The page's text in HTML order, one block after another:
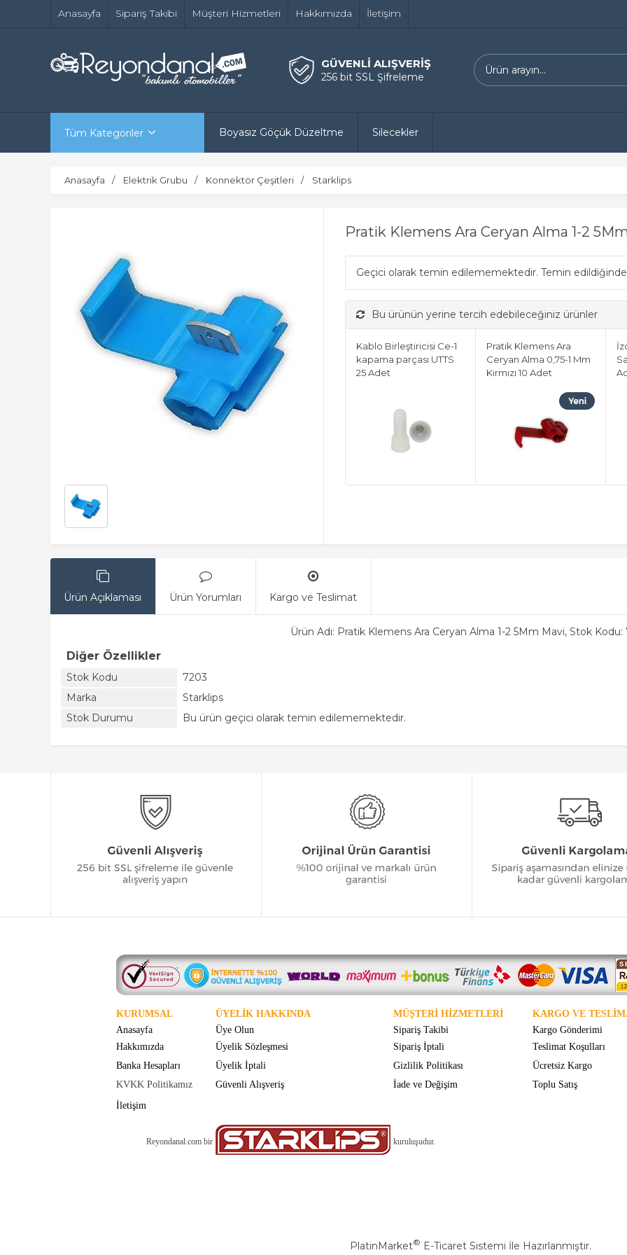
Anasayfa Sipariş Takibi Müşteri Hizmetleri Hakkımızda İletişim
GÜVENLİ ALIŞVERİŞ
256 bit SSL Şifreleme
Tüm Kategoriler Boyasız Göçük Düzeltme Silecekler
Anasayfa Elektrik Grubu Konnektör Çeşitleri Starklips
Pratik Klemens Ara Ceryan Alma 1-2
Geçici olarak temin edilememektedir. Temin edildiğinde
Bu ürünün yerine tercih edebileceğiniz ürünler
Kablo Birleştiricisi Ce-1
kapama parçası UTTS
25 Adet
Pratik Klemens Ara
Ceryan Alma 0,75-1 Mm
Kırmızı 10 Adet
Ürün Açıklaması Ürün Yorumları Kargo ve Teslimat
Ürün Adı: Pratik Klemens Ara Ceryan Alma 1-2 5Mm Mavi, Stok Kodu:
Diğer Özellikler
Stok Kodu
7203
Marka
Starklips
Stok Durumu
Bu ürün geçici olarak temin edilememektedir.
KURUMSAL ÜYELİK HAKKINDA MÜŞTERİ HİZMETLERİ
KARGO VE
Anasayfa
Üye Olun Sipariş Takibi
Kargo Gönderimi
Hakkımızda
Üyelik Sözleşmesi Sipariş İptali
Teslimat Koşulları
Banka Hesapları
Üyelik İptali Gizlilik Politikası
Ücretsiz Kargo
KVKK Politikamız
Güvenli Alışveriş İade ve Değişim
Toplu Satış
İletişim
Reyondanal.com bir kuruluşudur.
PlatinMarket® E-Ticaret Sistemi İle Hazırlanmıştır.